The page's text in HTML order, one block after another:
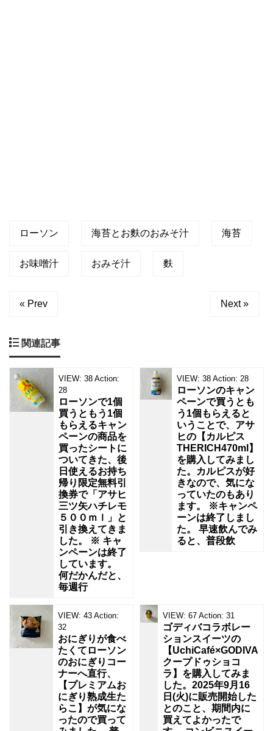
ローソン 海苔とお麩のおみそ汁 海苔
お味噌汁 おみそ汁 麩
« Prev Next »
関連記事
VIEW: 38 Action:
28
ローソンで1個
買うともう1個
もらえるキャン
ペーンの商品を
買ったシートに
ついてきた、後
日使えるお持ち
帰り限定無料引
換券で「アサヒ
三ツ矢ハチレモ
５００ｍｌ」と
引き換えてきま
した。 ※ キャ
ンペーンは終了
しています。
何だかんだと、
毎週行
VIEW: 38 Action: 28
ローソンのキャン
ペーンで買うとも
う1個もらえると
いうことで、アサ
ヒの【カルピス
THERICH470ml】
を購入してみまし
た。カルピスが好
きなので、気にな
っていたのもあり
ます。 ※キャンペ
ーンは終了しまし
た。 早速飲んでみ
ると、普段飲
VIEW: 43 Action:
32
おにぎりが食べ
たくてローソン
のおにぎりコー
ナーへ直行、
【プレミアムお
にぎり熟成生た
らこ】が気にな
ったので買って
VIEW: 67 Action: 31
ゴディバコラボレー
ションスイーツの
【UchiCafé×GODIVA
クープドゥショコ
ラ】を購入してみま
した。2025年9月16
日(火)に販売開始した
とのこと、期間内に
買えてよかったで